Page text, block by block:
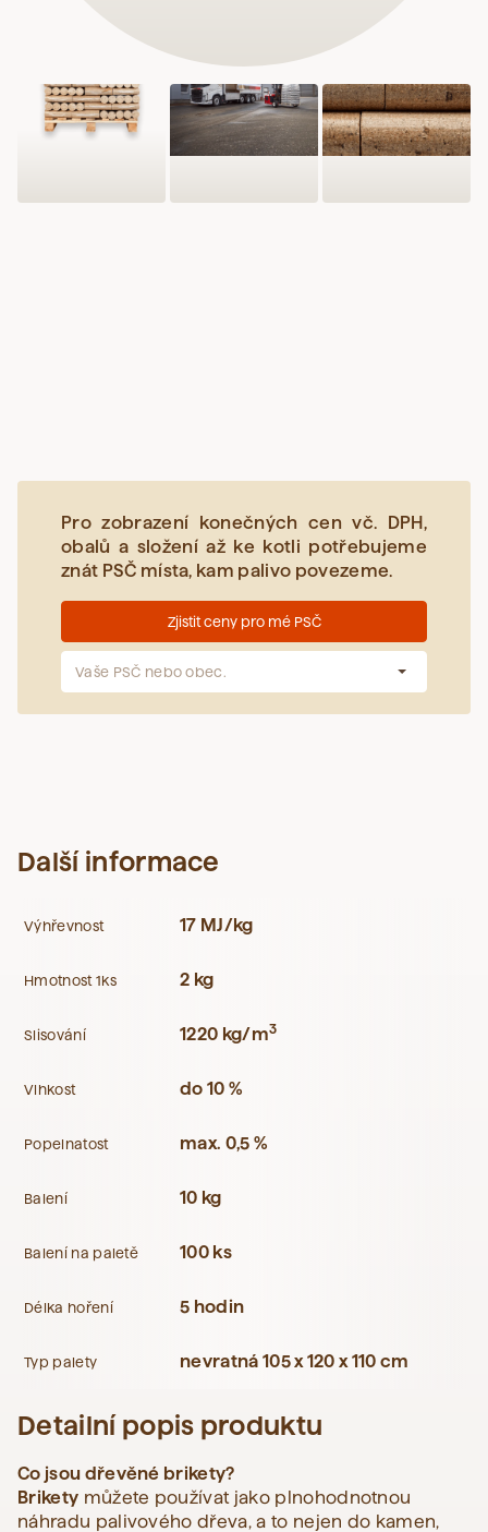
Pro zobrazení konečných cen vč. DPH,
obalů a složení až ke kotli potřebujeme
znát PSČ místa, kam palivo povezeme.
Zjistit ceny pro mé PSČ
Vaše PSČ nebo obec.
Další informace
Výhřevnost 17 MJ/kg
Hmotnost 1ks 2 kg
Slisování 1220 kg/m3
Vlhkost do 10 %
Popelnatost max. 0,5 %
Balení 10 kg
Balení na paletě 100 ks
Délka hoření 5 hodin
Typ palety nevratná 105 x 120 x 110 cm
Detailní popis produktu
Co jsou dřevěné brikety?
Brikety můžete používat jako plnohodnotnou
náhradu palivového dřeva, a to nejen do kamen,